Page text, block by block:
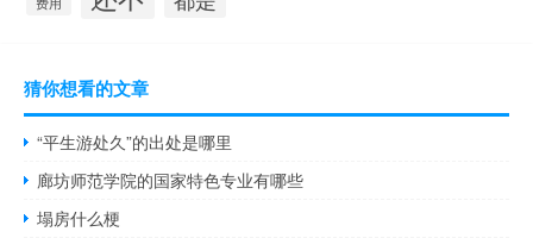
猜你想看的文章
“平生游处久”的出处是哪里
廊坊师范学院的国家特色专业有哪些
塌房什么梗